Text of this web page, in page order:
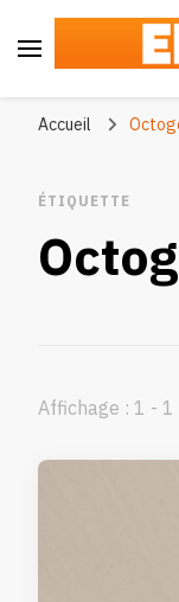
Accueil
ÉTIQUETTE
Affichage : 1 - 1